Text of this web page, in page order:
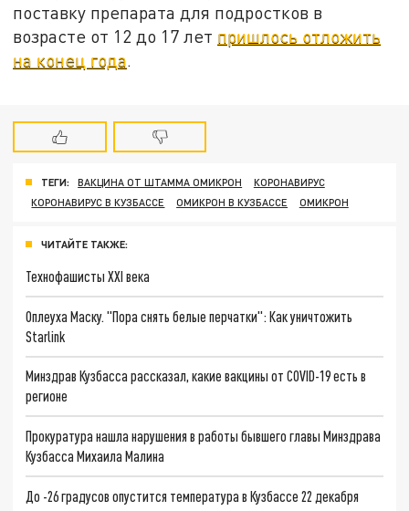
поставку препарата для подростков в
возрасте от 12 до 17 лет пришлось отложить
на конец года.
ТЕГИ: ВАКЦИНА ОТ ШТАММА ОМИКРОН
КОРОНАВИРУС
КОРОНАВИРУС В КУЗБАССЕ
ОМИКРОН В КУЗБАССЕ ОМИКРОН
ЧИТАЙТЕ ТАКЖЕ:
Технофашисты XXI века
Оплеуха Маску. "Пора снять белые перчатки": Как уничтожить
Starlink
Минздрав Кузбасса рассказал, какие вакцины от COVID-19 есть в
регионе
Прокуратура нашла нарушения в работы бывшего главы Минздрава
Кузбасса Михаила Малина
До -26 градусов опустится температура в Кузбассе 22 декабря